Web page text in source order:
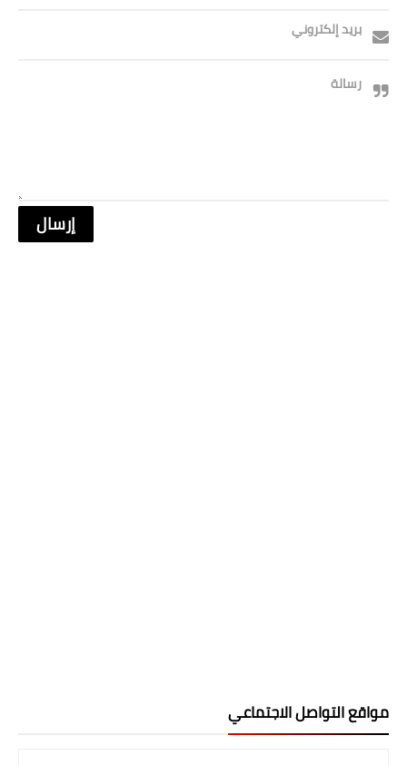
بريد إلكتروني
رسالة
مواقع التواصل الاجتماعي